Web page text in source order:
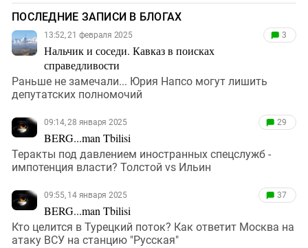
ПОСЛЕДНИЕ ЗАПИСИ В БЛОГАХ
13:52, 21 февраля 2025
Нальчик и соседи. Кавказ в поисках
справедливости
3
Раньше не замечали... Юрия Напсо могут лишить
депутатских полномочий
09:14, 28 января 2025
BERG...man Tbilisi
29
Теракты под давлением иностранных спецслужб -
импотенция власти? Толстой vs Ильин
09:55, 14 января 2025
BERG...man Tbilisi
37
Кто целится в Турецкий поток? Как ответит Москва на
атаку ВСУ на станцию "Русская"